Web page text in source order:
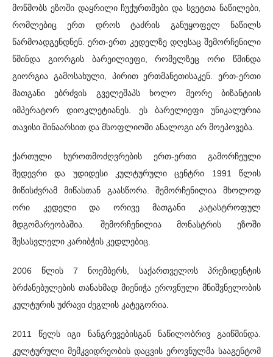
მოწმობს ეზოში დაყრილი ჩუქურთმები და სვეტთა ნაწილები,
რომლებიც ერთ დროს ტაძრის განუყოფელ ნაწილს
წარმოადგენდნენ. ერთ-ერთ კედელზე დღესაც შემორჩენილი
წმინდა გიორგის ბარეილიეფი, რომელზეც ორი წმინდა
გიორგია გამოსახული, პირით ერთმანეთისაკენ. ერთ-ერთი
მათგანი ებრძვის გველეშაპს ხოლო მეორე ბიზანტიის
იმპერატორ დიოკლეტიანეს. ეს ბარელიეფი უნიკალურია
თავისი შინაარსით და მსოფლიოში ანალოგი არ მოეპოვება.
ქართული ხუროთმოძღვრების ერთ-ერთი გამორჩეული
შედევრი და უდიდესი კულტურული ცენტრი 1991 წლის
მიწისძვრამ მიწასთან გაასწორა. შემორჩენილია მხოლოდ
ორი კედელი და ორივე მათგანი კატასტროფულ
მდგომარეობაშია. შემორჩენილია მონასტრის ეზოში
შესასვლელი კარიბჭის კედლებიც.
2006 წლის 7 ნოემბერს, საქართველოს პრეზიდენტის
ბრძანებულების თანახმად მიენიჭა ეროვნული მნიშვნელობის
კულტურის უძრავი ძეგლის კატეგორია.
2011 წელს იგი ნანგრევებისგან ნაწილობრივ გაიწმინდა.
კულტურული მემკვიდრეობის დაცვის ეროვნულმა სააგენტომ